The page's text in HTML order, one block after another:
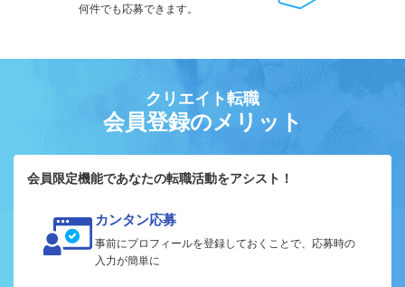
何件でも応募できます。
クリエイト転職
会員登録のメリット
会員限定機能であなたの転職活動をアシスト！
カンタン応募
事前にプロフィールを登録しておくことで、応募時の
入力が簡単に